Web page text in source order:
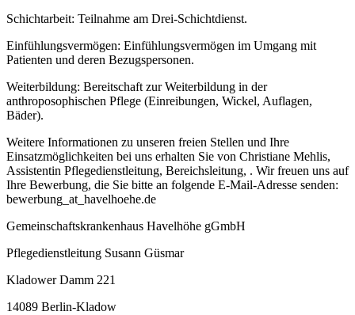
Schichtarbeit: Teilnahme am Drei-Schichtdienst.
Einfühlungsvermögen: Einfühlungsvermögen im Umgang mit
Patienten und deren Bezugspersonen.
Weiterbildung: Bereitschaft zur Weiterbildung in der
anthroposophischen Pflege (Einreibungen, Wickel, Auflagen,
Bäder).
Weitere Informationen zu unseren freien Stellen und Ihre
Einsatzmöglichkeiten bei uns erhalten Sie von Christiane Mehlis,
Assistentin Pflegedienstleitung, Bereichsleitung, . Wir freuen uns auf
Ihre Bewerbung, die Sie bitte an folgende E-Mail-Adresse senden:
bewerbung_at_havelhoehe.de
Gemeinschaftskrankenhaus Havelhöhe gGmbH
Pflegedienstleitung Susann Güsmar
Kladower Damm 221
14089 Berlin-Kladow